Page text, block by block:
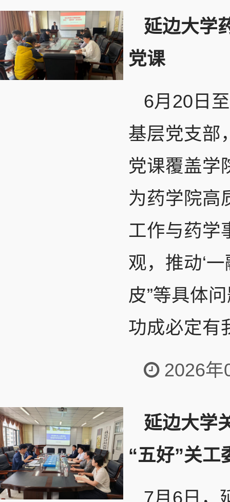
延边大学
党课
6月20日
基层党支部
党课覆盖学
为药学院高
工作与药学
观，推动‘
皮”等具体
功成必定有
2026年
延边大学
“五好”关工
7月6日，